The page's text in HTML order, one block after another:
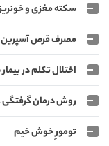
سکته مغزی و
مصرف قرص آسپرین
اختلال تکلم در
روش درمان
تومورِ خوش خیم